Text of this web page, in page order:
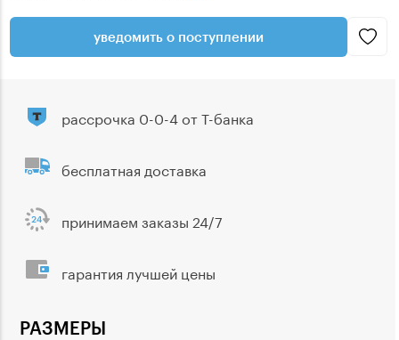
уведомить о поступлении
РАЗМЕРЫ
рассрочка 0-0-4 от Т-банка
бесплатная доставка
принимаем заказы 24/7
гарантия лучшей цены